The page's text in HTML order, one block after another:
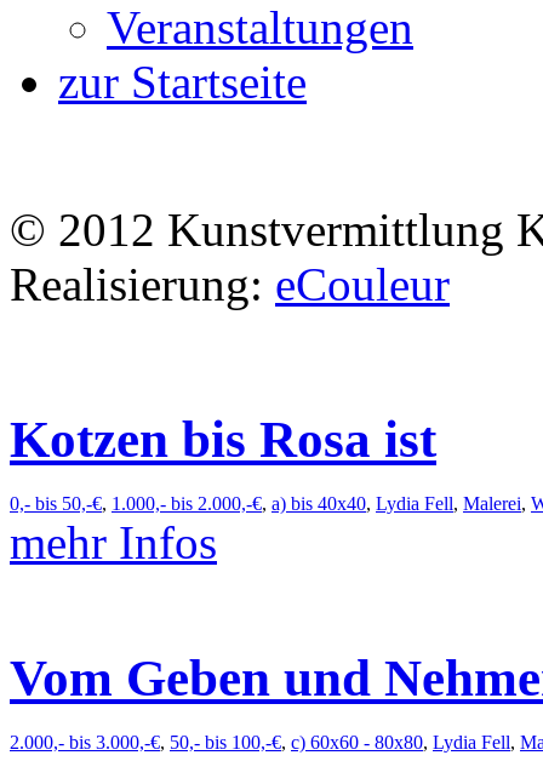
Veranstaltungen
zur Startseite
© 2012 Kunstvermittlung
Realisierung: eCouleur
Kotzen bis Rosa ist
0,- bis 50,-€, 1.000,- bis 2.000,-€, a) bis 40x40, Lydia Fell, Malerei,
mehr Infos
Vom Geben und
2.000,- bis 3.000,-€, 50,- bis 100,-€, c) 60x60 - 80x80, Lydia Fell,